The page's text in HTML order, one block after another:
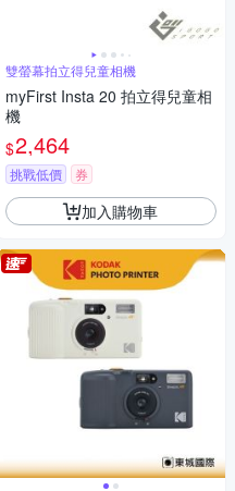
雙螢幕拍立得兒童相機
myFirst Insta 20 拍立得兒童相
機
$2,464
挑戰低價 券
加入購物車